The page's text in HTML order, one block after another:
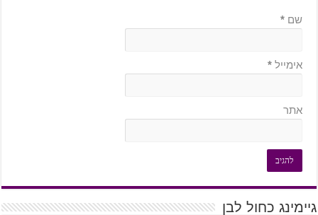
שם *
אימייל *
אתר
גיימינג כחול לבן